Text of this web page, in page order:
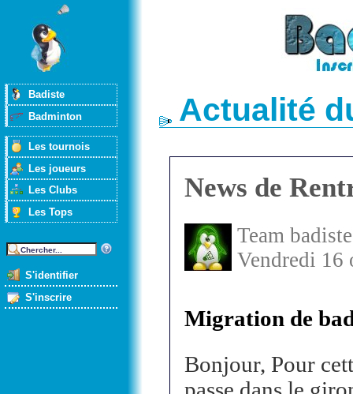
Badiste
Badminton
Les tournois
Les joueurs
Les Clubs
Les Tops
S'identifier
S'inscrire
Actualité
News de
Team badiste
Vendredi 16
Migration de
Bonjour, Pour